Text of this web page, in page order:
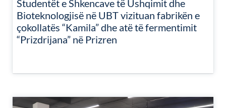
Studentët e Shkencave të Ushqimit dhe
Bioteknologjisë në UBT vizituan fabrikën e
çokollatës “Kamila” dhe atë të fermentimit
“Prizdrijana” në Prizren